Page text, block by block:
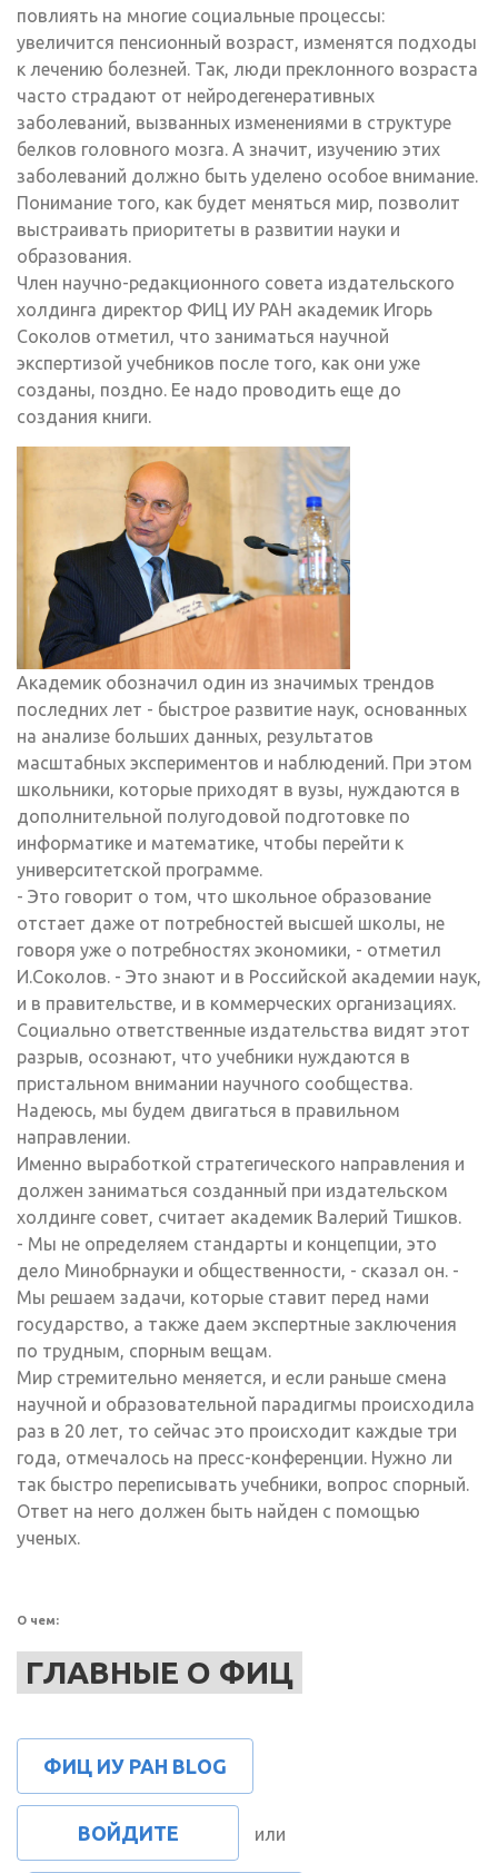
повлиять на многие социальные процессы:
увеличится пенсионный возраст, изменятся подходы
к лечению болезней. Так, люди преклонного возраста
часто страдают от нейродегенеративных
заболеваний, вызванных изменениями в структуре
белков головного мозга. А значит, изучению этих
заболеваний должно быть уделено особое внимание.
Понимание того, как будет меняться мир, позволит
выстраивать приоритеты в развитии науки и
образования.
Член научно-редакционного совета издательского
холдинга директор ФИЦ ИУ РАН академик Игорь
Соколов отметил, что заниматься научной
экспертизой учебников после того, как они уже
созданы, поздно. Ее надо проводить еще до
создания книги.
Академик обозначил один из значимых трендов
последних лет - быстрое развитие наук, основанных
на анализе больших данных, результатов
масштабных экспериментов и наблюдений. При этом
школьники, которые приходят в вузы, нуждаются в
дополнительной полугодовой подготовке по
информатике и математике, чтобы перейти к
университетской программе.
- Это говорит о том, что школьное образование
отстает даже от потребностей высшей школы, не
говоря уже о потребностях экономики, - отметил
И.Соколов. - Это знают и в Российской академии наук,
и в правительстве, и в коммерческих организациях.
Социально ответственные издательства видят этот
разрыв, осознают, что учебники нуждаются в
пристальном внимании научного сообщества.
Надеюсь, мы будем двигаться в правильном
направлении.
Именно выработкой стратегического направления и
должен заниматься созданный при издательском
холдинге совет, считает академик Валерий Тишков.
- Мы не определяем стандарты и концепции, это
дело Минобрнауки и общественности, - сказал он. -
Мы решаем задачи, которые ставит перед нами
государство, а также даем экспертные заключения
по трудным, спорным вещам.
Мир стремительно меняется, и если раньше смена
научной и образовательной парадигмы происходила
раз в 20 лет, то сейчас это происходит каждые три
года, отмечалось на пресс-конференции. Нужно ли
так быстро переписывать учебники, вопрос спорный.
Ответ на него должен быть найден с помощью
ученых.
О чем:
ГЛАВНЫЕ О ФИЦ
ФИЦ ИУ РАН BLOG
ВОЙДИТЕ или